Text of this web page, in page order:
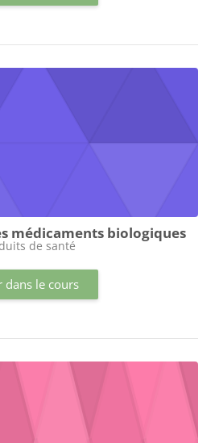
médicaments biologiques
de santé
dans le cours